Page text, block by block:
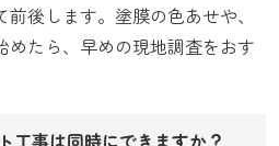
後します。塗膜の色あせや、
めたら、早めの現地調査をおす
工事は同時にできますか？